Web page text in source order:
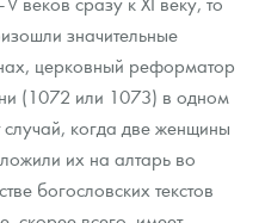
значительные
церковный реформатор
(1072 или 1073) в одном
когда две женщины
их на алтарь во
богословских текстов